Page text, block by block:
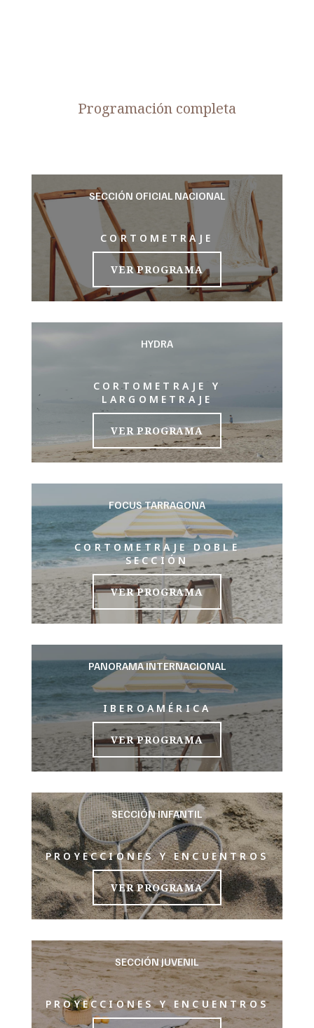
Programación completa
SECCIÓN OFICIAL NACIONAL
CORTOMETRAJE
VER PROGRAMA
HYDRA
CORTOMETRAJE Y
LARGOMETRAJE
VER PROGRAMA
FOCUS TARRAGONA
CORTOMETRAJE DOBLE
SECCIÓN
VER PROGRAMA
PANORAMA INTERNACIONAL
IBEROAMÉRICA
VER PROGRAMA
SECCIÓN INFANTIL
PROYECCIONES Y ENCUENTROS
VER PROGRAMA
SECCIÓN JUVENIL
PROYECCIONES Y ENCUENTROS